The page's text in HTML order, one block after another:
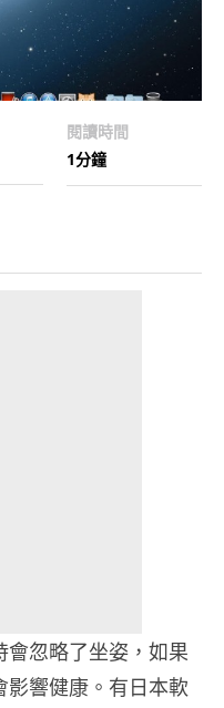
閱讀時間
1分鐘
忽略了坐姿，如果
響健康。有日本軟